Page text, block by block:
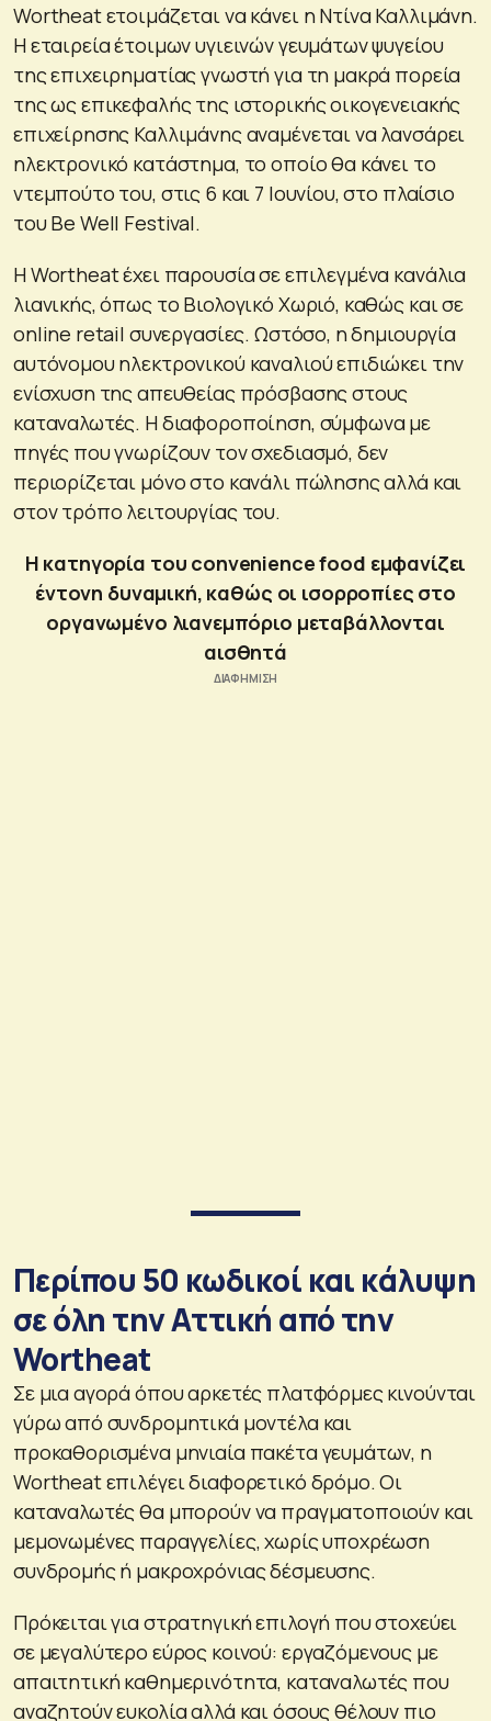
Wortheat ετοιμάζεται να κάνει η Ντίνα Καλλιμάνη.
Η εταιρεία έτοιμων υγιεινών γευμάτων ψυγείου
της επιχειρηματίας γνωστή για τη μακρά πορεία
της ως επικεφαλής της ιστορικής οικογενειακής
επιχείρησης Καλλιμάνης αναμένεται να λανσάρει
ηλεκτρονικό κατάστημα, το οποίο θα κάνει το
ντεμπούτο του, στις 6 και 7 Ιουνίου, στο πλαίσιο
του Be Well Festival.
Η Wortheat έχει παρουσία σε επιλεγμένα κανάλια
λιανικής, όπως το Βιολογικό Χωριό, καθώς και σε
online retail συνεργασίες. Ωστόσο, η δημιουργία
αυτόνομου ηλεκτρονικού καναλιού επιδιώκει την
ενίσχυση της απευθείας πρόσβασης στους
καταναλωτές. Η διαφοροποίηση, σύμφωνα με
πηγές που γνωρίζουν τον σχεδιασμό, δεν
περιορίζεται μόνο στο κανάλι πώλησης αλλά και
στον τρόπο λειτουργίας του.
Η κατηγορία του convenience food εμφανίζει
έντονη δυναμική, καθώς οι ισορροπίες στο
οργανωμένο λιανεμπόριο μεταβάλλονται
αισθητά
Περίπου 50 κωδικοί και κάλυψη
σε όλη την Αττική από την
Wortheat
Σε μια αγορά όπου αρκετές πλατφόρμες κινούνται
γύρω από συνδρομητικά μοντέλα και
προκαθορισμένα μηνιαία πακέτα γευμάτων, η
Wortheat επιλέγει διαφορετικό δρόμο. Οι
καταναλωτές θα μπορούν να πραγματοποιούν και
μεμονωμένες παραγγελίες, χωρίς υποχρέωση
συνδρομής ή μακροχρόνιας δέσμευσης.
Πρόκειται για στρατηγική επιλογή που στοχεύει
σε μεγαλύτερο εύρος κοινού: εργαζόμενους με
απαιτητική καθημερινότητα, καταναλωτές που
αναζητούν ευκολία αλλά και όσους θέλουν πιο